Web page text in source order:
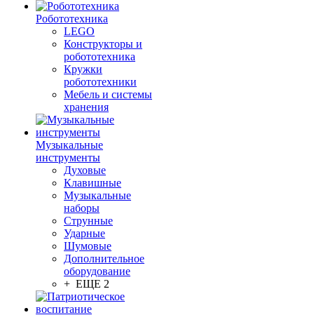
Робототехника
LEGO
Конструкторы и
робототехника
Кружки
робототехники
Мебель и системы
хранения
Музыкальные
инструменты
Духовые
Клавишные
Музыкальные
наборы
Струнные
Ударные
Шумовые
Дополнительное
оборудование
+ ЕЩЕ 2